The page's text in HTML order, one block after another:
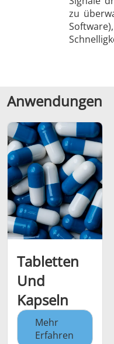
zu
Anwendungen
Tabletten
Und
Kapseln
Mehr
Erfahren